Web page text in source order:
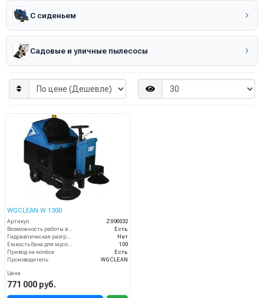
С сиденьем
Садовые и уличные пылесосы
WGCLEAN W 1300
Артикул
Z090032
Есть
Нет
100
Привод на колёса
Есть
Производитель
WGCLEAN
Цена
771 000 руб.